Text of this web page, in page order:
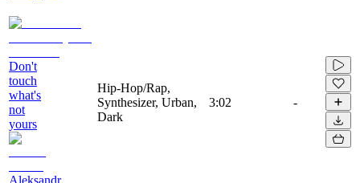
Don't
touch
what's
not
yours
Aleksandr
Hip-Hop/Rap,
Synthesizer, Urban,
Dark
3:02 -